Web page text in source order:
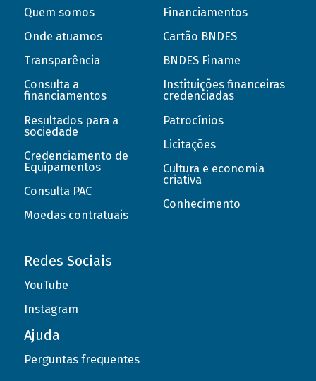
Quem somos
Onde atuamos
Transparência
Consulta a
financiamentos
Resultados para a
sociedade
Credenciamento de
Equipamentos
Consulta PAC
Moedas contratuais
Financiamentos
Cartão BNDES
BNDES Finame
Instituições financeiras
credenciadas
Patrocínios
Licitações
Cultura e economia
criativa
Conhecimento
Redes Sociais
YouTube
Instagram
Ajuda
Perguntas frequentes